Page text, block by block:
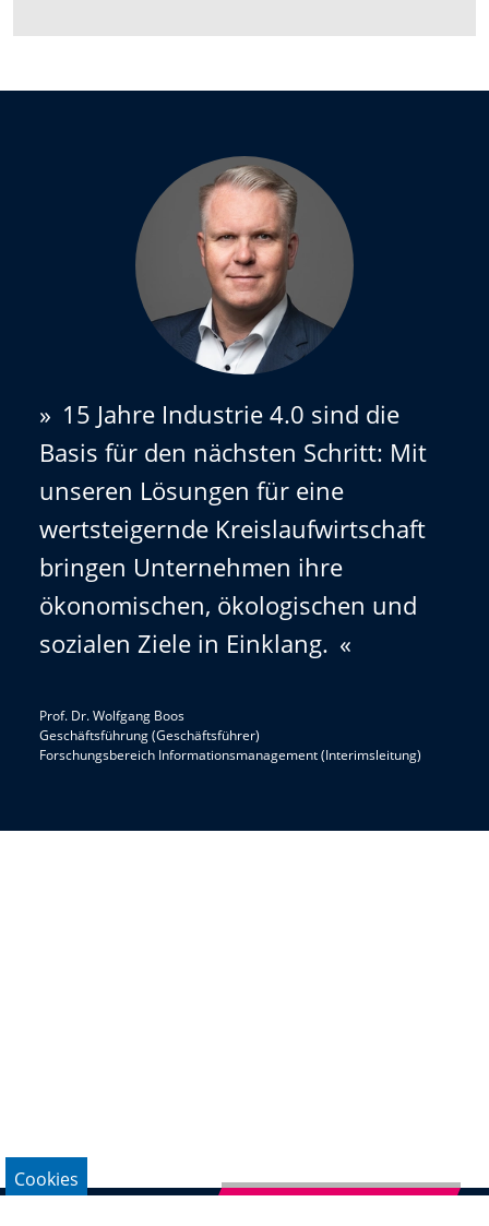
» 15 Jahre Industrie 4.0 sind die
Basis für den nächsten Schritt: Mit
unseren Lösungen für eine
wertsteigernde Kreislaufwirtschaft
bringen Unternehmen ihre
ökonomischen, ökologischen und
sozialen Ziele in Einklang. «
Prof. Dr. Wolfgang Boos
Geschäftsführung (Geschäftsführer)
Forschungsbereich Informationsmanagement (Interimsleitung)
Cookies